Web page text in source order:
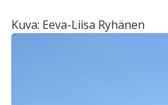
Kuva: Eeva-Liisa Ryhänen